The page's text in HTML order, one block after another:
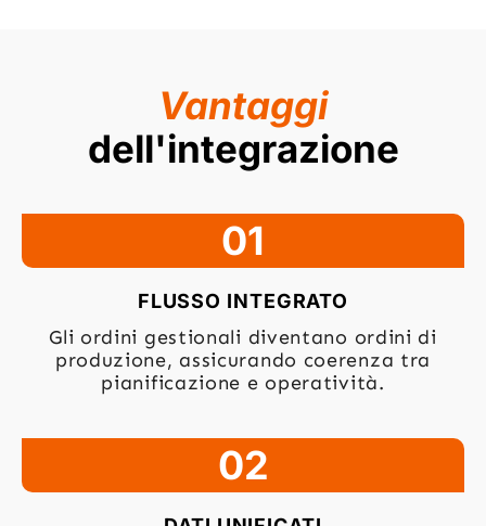
Vantaggi
dell'integrazione
01
FLUSSO INTEGRATO
Gli ordini gestionali diventano ordini di
produzione, assicurando coerenza tra
pianificazione e operatività.
02